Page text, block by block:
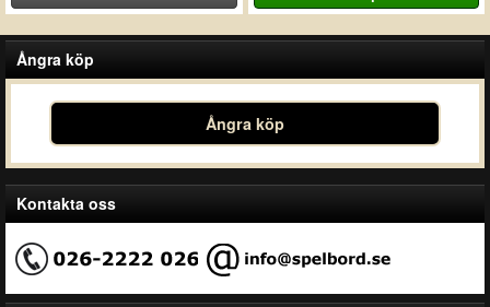
Ångra köp
Ångra köp
Kontakta oss